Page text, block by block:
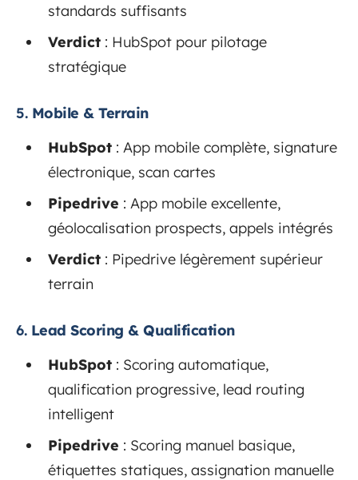
standards suffisants
Verdict : HubSpot pour pilotage
stratégique
5. Mobile & Terrain
HubSpot : App mobile complète, signature
électronique, scan cartes
Pipedrive : App mobile excellente,
géolocalisation prospects, appels intégrés
Verdict : Pipedrive légèrement supérieur
terrain
6. Lead Scoring & Qualification
HubSpot : Scoring automatique,
qualification progressive, lead routing
intelligent
Pipedrive : Scoring manuel basique,
étiquettes statiques, assignation manuelle